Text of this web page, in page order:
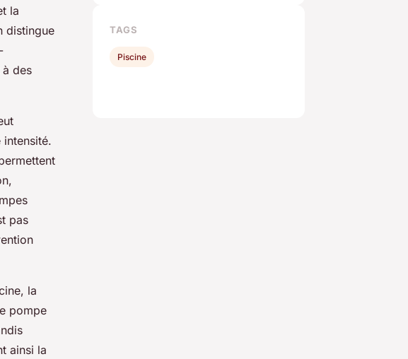
la
distingue
des
intensité.
pas
la
pompe
ainsi la
TAGS
Piscine